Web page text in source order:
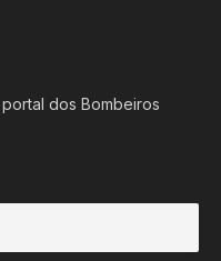
dos Bombeiros